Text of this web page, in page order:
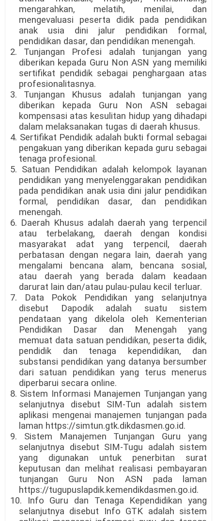
mengarahkan, melatih, menilai, dan
mengevaluasi peserta didik pada pendidikan
anak usia dini jalur pendidikan formal,
pendidikan dasar, dan pendidikan menengah.
2. Tunjangan Profesi adalah tunjangan yang
diberikan kepada Guru Non ASN yang memiliki
sertifikat pendidik sebagai penghargaan atas
profesionalitasnya.
3. Tunjangan Khusus adalah tunjangan yang
diberikan kepada Guru Non ASN sebagai
kompensasi atas kesulitan hidup yang dihadapi
dalam melaksanakan tugas di daerah khusus.
4. Sertifikat Pendidik adalah bukti formal sebagai
pengakuan yang diberikan kepada guru sebagai
tenaga profesional.
5. Satuan Pendidikan adalah kelompok layanan
pendidikan yang menyelenggarakan pendidikan
pada pendidikan anak usia dini jalur pendidikan
formal, pendidikan dasar, dan pendidikan
menengah.
6. Daerah Khusus adalah daerah yang terpencil
atau terbelakang, daerah dengan kondisi
masyarakat adat yang terpencil, daerah
perbatasan dengan negara lain, daerah yang
mengalami bencana alam, bencana sosial,
atau daerah yang berada dalam keadaan
darurat lain dan/atau pulau-pulau kecil terluar.
7. Data Pokok Pendidikan yang selanjutnya
disebut Dapodik adalah suatu sistem
pendataan yang dikelola oleh Kementerian
Pendidikan Dasar dan Menengah yang
memuat data satuan pendidikan, peserta didik,
pendidik dan tenaga kependidikan, dan
substansi pendidikan yang datanya bersumber
dari satuan pendidikan yang terus menerus
diperbarui secara online.
8. Sistem Informasi Manajemen Tunjangan yang
selanjutnya disebut SIM-Tun adalah sistem
aplikasi mengenai manajemen tunjangan pada
laman https://simtun.gtk.dikdasmen.go.id.
9. Sistem Manajemen Tunjangan Guru yang
selanjutnya disebut SIM-Tugu adalah sistem
yang digunakan untuk penerbitan surat
keputusan dan melihat realisasi pembayaran
tunjangan Guru Non ASN pada laman
https://tugupuslapdik.kemendikdasmen.go.id.
10. Info Guru dan Tenaga Kependidikan yang
selanjutnya disebut Info GTK adalah sistem